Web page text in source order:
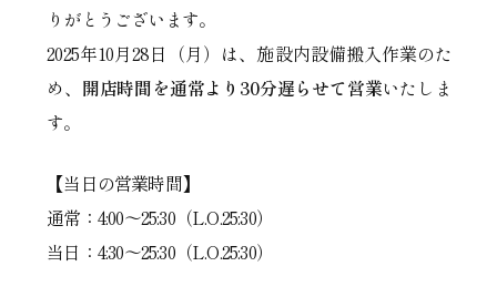
りがとうございます。
2025年10月28日（月）は、施設内設備搬入作業のた
め、 開店時間を通常より30分遅らせて営業いたしま
す。
【当日の営業時間】
通常：4:00～25:30（L.O.25:30）
当日：4:30～25:30（L.O.25:30）